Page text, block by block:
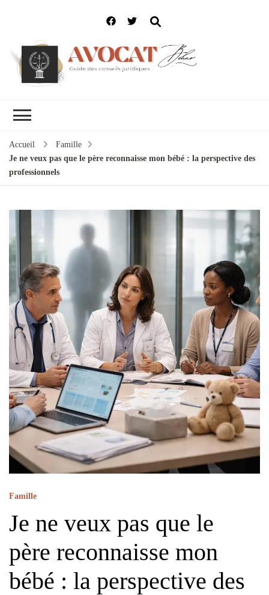
Accueil
Famille
Je ne veux pas que le père reconnaisse mon bébé : la perspective des
professionnels
Famille
Je ne veux pas que le
père reconnaisse mon
bébé : la perspective des